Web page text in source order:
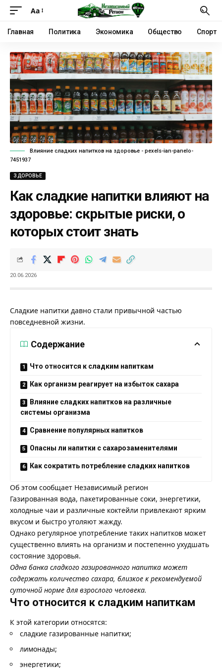
Аа
Главная Политика Экономика Общество Спорт
Влияние сладких напитков на здоровье - pexels-ian-panelo-
7451937
ЗДОРОВЬЕ
Как сладкие напитки влияют на
здоровье: скрытые риски, о
которых стоит знать
20.06.2026
Сладкие напитки давно стали привычной частью
повседневной жизни.
Содержание
Что относится к сладким напиткам
Как организм реагирует на избыток сахара
Влияние сладких напитков на различные
системы организма
Сравнение популярных напитков
Опасны ли напитки с сахарозаменителями
Как сократить потребление сладких напитков
Об этом сообщает Независимый регион
Газированная вода, пакетированные соки, энергетики,
холодные чаи и различные коктейли привлекают ярким
вкусом и быстро утоляют жажду.
Однако регулярное употребление таких напитков может
существенно влиять на организм и постепенно ухудшать
состояние здоровья.
Одна банка сладкого газированного напитка может
содержать количество сахара, близкое к рекомендуемой
суточной норме для взрослого человека.
Что относится к сладким напиткам
К этой категории относятся:
сладкие газированные напитки;
лимонады;
энергетики;